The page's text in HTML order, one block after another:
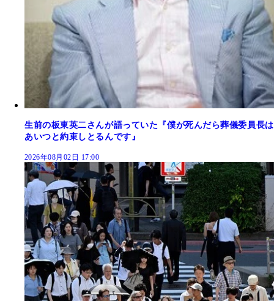
生前の板東英二さんが語っていた『僕が死んだら葬儀委員長は
あいつと約束しとるんです』
2026年08月02日 17:00